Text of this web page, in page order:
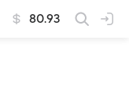
80.93